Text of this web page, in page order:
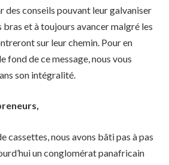
des conseils pouvant leur galvaniser
bras et à toujours avancer malgré les
sur leur chemin. Pour en
fond de ce message, nous vous
son intégralité.
cassettes, nous avons bâti pas à pas
un conglomérat panafricain